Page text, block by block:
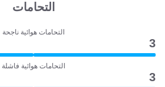
التحامات
التحامات هوائية ناجحة
3
التحامات هوائية فاشلة
3